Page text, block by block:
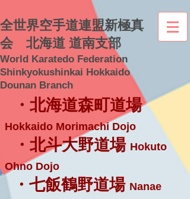
全世界空手道連盟新極真
会 北海道 道南支部
World Karatedo Federation
Shinkyokushinkai Hokkaido
Dounan Branch
・北海道森町道場
Hokkaido Morimachi Dojo
・北斗大野道場 Hokuto
Ohno Dojo
・七飯鶴野道場 Nanae